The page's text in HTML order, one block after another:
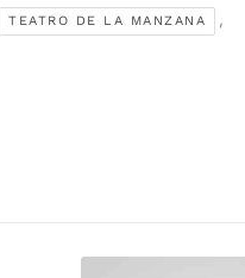
TEATRO DE LA MANZANA ,